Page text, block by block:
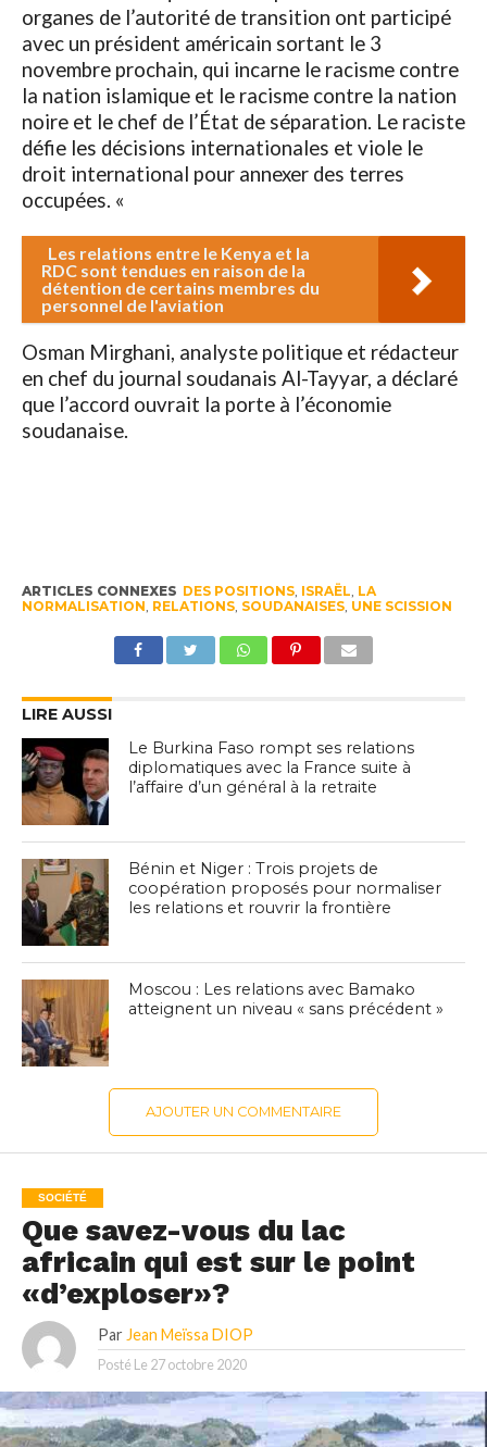
organes de l’autorité de transition ont participé
avec un président américain sortant le 3
novembre prochain, qui incarne le racisme contre
la nation islamique et le racisme contre la nation
noire et le chef de l’État de séparation. Le raciste
défie les décisions internationales et viole le
droit international pour annexer des terres
occupées. «
Les relations entre le Kenya et la
RDC sont tendues en raison de la
détention de certains membres du
personnel de l'aviation
Osman Mirghani, analyste politique et rédacteur
en chef du journal soudanais Al-Tayyar, a déclaré
que l’accord ouvrait la porte à l’économie
soudanaise.
ARTICLES CONNEXES DES POSITIONS, ISRAËL LA
NORMALISATION RELATIONS, SOUDANAISES, UNE SCISSION
LIRE AUSSI
Le Burkina Faso rompt ses relations
diplomatiques avec la France suite à
l’affaire d’un général à la retraite
Bénin et Niger : Trois projets de
coopération proposés pour normaliser
les relations et rouvrir la frontière
Moscou : Les relations avec Bamako
atteignent un niveau « sans précédent »
AJOUTER UN COMMENTAIRE
SOCIÉTÉ
Que savez-vous du lac
africain qui est sur le point
«d’exploser»?
Par Jean Meïssa DIOP
Posté Le 27 octobre 2020